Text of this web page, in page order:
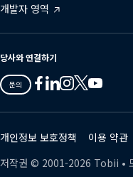
개발자 영역
당사와 연결하기
문의
Tobii
on
Facebook
Tobii
on
Linkedin
Tobii
on
Instagram
Tobii
on
Twitter
Tobii
on
Youtube
개인정보 보호정책
이용 약관
저작권 © 2001-2026 Tobii •